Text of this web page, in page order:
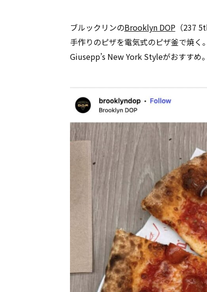
ブルックリンのBrooklyn DOP（237
手作りのピザを電気式のピザ釜で焼
Giusepp’s New York Styleがおすすめ。